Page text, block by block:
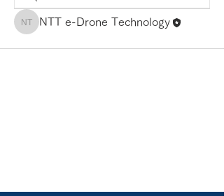
NTT e-Drone Technology
NTT e-Drone Technology